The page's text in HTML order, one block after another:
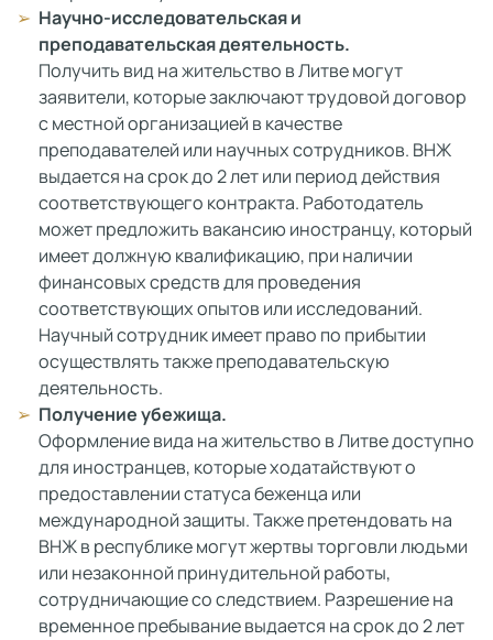
Научно-исследовательская и
преподавательская деятельность.
Получить вид на жительство в Литве могут
заявители, которые заключают трудовой договор
с местной организацией в качестве
преподавателей или научных сотрудников. ВНЖ
выдается на срок до 2 лет или период действия
соответствующего контракта. Работодатель
может предложить вакансию иностранцу, который
имеет должную квалификацию, при наличии
финансовых средств для проведения
соответствующих опытов или исследований.
Научный сотрудник имеет право по прибытии
осуществлять также преподавательскую
деятельность.
Получение убежища.
Оформление вида на жительство в Литве доступно
для иностранцев, которые ходатайствуют о
предоставлении статуса беженца или
международной защиты. Также претендовать на
ВНЖ в республике могут жертвы торговли людьми
или незаконной принудительной работы,
сотрудничающие со следствием. Разрешение на
временное пребывание выдается на срок до 2 лет